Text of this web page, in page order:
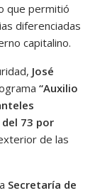
que permitió
diferenciadas
capitalino.
José
“Auxilio
73 por
de las
Secretaría de